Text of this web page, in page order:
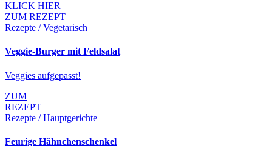
KLICK HIER
ZUM REZEPT
Rezepte / Vegetarisch
Veggie-Burger mit Feldsalat
Veggies aufgepasst!
ZUM
REZEPT
Rezepte / Hauptgerichte
Feurige Hähnchenschenkel